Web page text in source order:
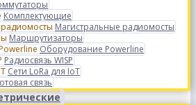
Комплектующие
Магистральные радиомосты
Маршрутизаторы
Оборудование Powerline
Радиосвязь WISP
Сети LoRa для IoT
связь